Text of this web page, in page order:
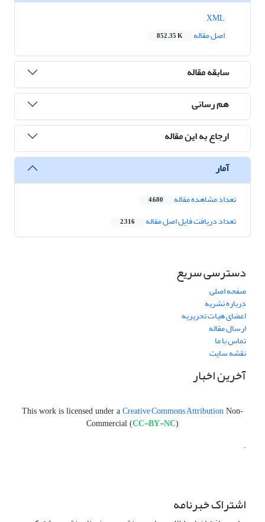
اصل مقاله
852.35 K
سابقه مقاله
هم رسانی
ارجاع به این مقاله
آمار
تعداد مشاهده مقاله 4,680
تعداد دریافت فایل اصل مقاله 2,316
دسترسی سریع
صفحه اصلی
درباره نشریه
اعضای هیات تحریریه
ارسال مقاله
تماس با ما
نقشه سایت
آخرین اخبار
This work is licensed under a Creative Commons Attribution Non-
Commercial (CC-BY-NC)
.
اشتراک خبرنامه